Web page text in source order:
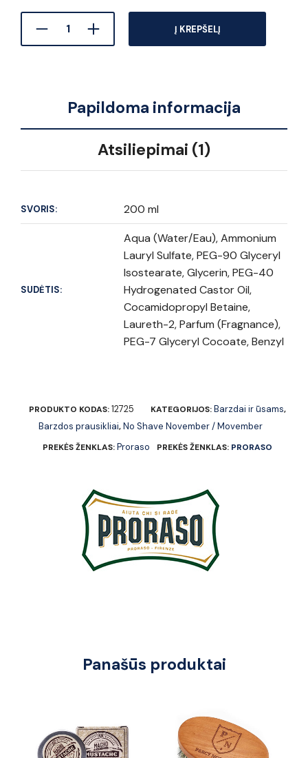
Į KREPŠELĮ
Papildoma informacija
Atsiliepimai (1)
SVORIS: 200 ml
SUDĖTIS:
Aqua (Water/Eau), Ammonium
Lauryl Sulfate, PEG-90 Glyceryl
Isostearate, Glycerin, PEG-40
Hydrogenated Castor Oil,
Cocamidopropyl Betaine,
Laureth-2, Parfum (Fragnance),
PEG-7 Glyceryl Cocoate, Benzyl
PRODUKTO KODAS:12725 KATEGORIJOS:Barzdai ir ūsams,
Barzdos prausikliai,No Shave November / Movember
PREKĖS ŽENKLAS:Proraso PREKĖS ŽENKLAS: PRORASO
Panašūs produktai